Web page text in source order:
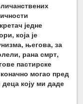
једне
која је
његова, за
рана смрт,
пастирске
могао пред
коју ми даде